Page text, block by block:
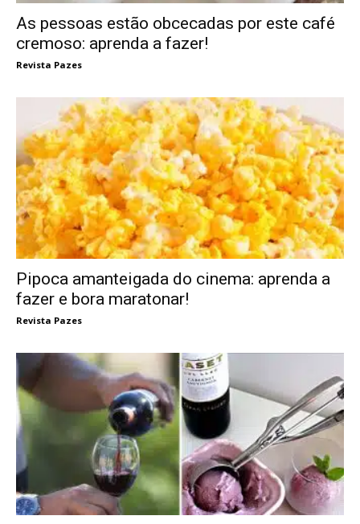
As pessoas estão obcecadas por este café
cremoso: aprenda a fazer!
Revista Pazes
Pipoca amanteigada do cinema: aprenda a
fazer e bora maratonar!
Revista Pazes